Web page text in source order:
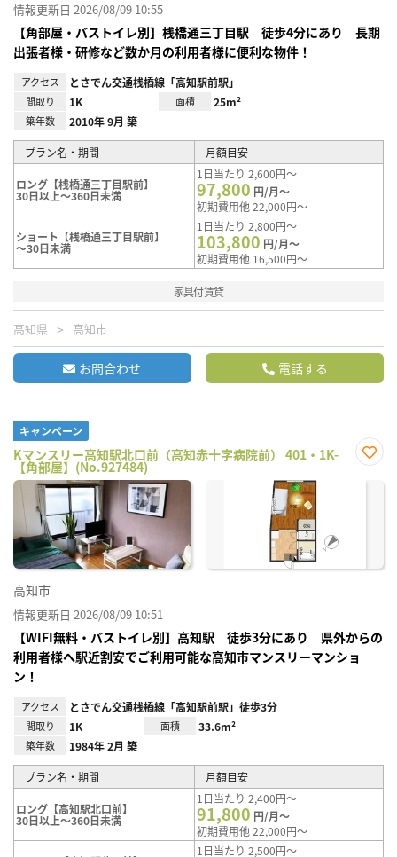
情報更新日 2026/08/09 10:55
【角部屋・バストイレ別】桟橋通三丁目駅 徒歩4分にあり 長期
出張者様・研修など数か月の利用者様に便利な物件！
アクセス とさでん交通桟橋線「高知駅前駅」
間取り 1K 面積 25m²
築年数 2010年 9月 築
プラン名・期間 月額目安
ロング【桟橋通三丁目駅前】
30日以上～360日未満
1日当たり 2,600円～
97,800 円/月～
初期費用他 22,000円～
ショート【桟橋通三丁目駅前】
～30日未満
1日当たり 2,800円～
103,800 円/月～
初期費用他 16,500円～
家具付賃貸
高知県 高知市
お問合わせ 電話する
キャンペーン
Kマンスリー高知駅北口前（高知赤十字病院前） 401・1K-
【角部屋】(No.927484)
に入
高知市
情報更新日 2026/08/09 10:51
【WIFI無料・バストイレ別】高知駅 徒歩3分にあり 県外からの
利用者様へ駅近割安でご利用可能な高知市マンスリーマンショ
ン！
アクセス とさでん交通桟橋線「高知駅前駅」徒歩3分
間取り 1K 面積 33.6m²
築年数 1984年 2月 築
プラン名・期間 月額目安
ロング【高知駅北口前】
30日以上～360日未満
1日当たり 2,400円～
91,800 円/月～
初期費用他 22,000円～
1日当たり 2,500円～